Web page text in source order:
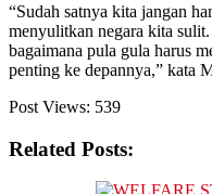
“Sudah satnya kita jangan
menyulitkan negara kita
bagaimana pula gula harus
penting ke depannya,” kata
Post Views: 539
Related Posts: